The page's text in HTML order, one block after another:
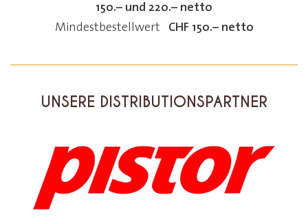
150.– und 220.– netto
Mindestbestellwert CHF 150.– netto
UNSERE DISTRIBUTIONSPARTNER